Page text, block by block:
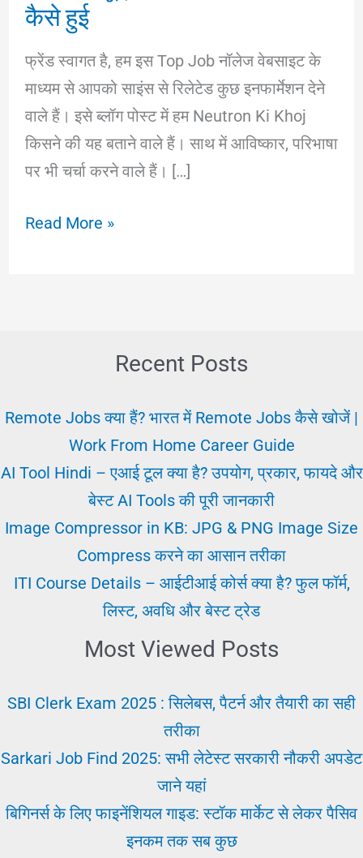
कैसे हुई
फ्रेंड स्वागत है, हम इस Top Job नॉलेज वेबसाइट के
माध्यम से आपको साइंस से रिलेटेड कुछ इनफार्मेशन देने
वाले हैं। इसे ब्लॉग पोस्ट में हम Neutron Ki Khoj
किसने की यह बताने वाले हैं। साथ में आविष्कार, परिभाषा
पर भी चर्चा करने वाले हैं। […]
Neutron
|
की
कब
कैसे
Read More »
Recent Posts
Remote Jobs क्या हैं? भारत में Remote Jobs कैसे खोजें |
Work From Home Career Guide
AI Tool Hindi – एआई टूल क्या है? उपयोग, प्रकार, फायदे और
बेस्ट AI Tools की पूरी जानकारी
Image Compressor in KB: JPG & PNG Image Size
Compress करने का आसान तरीका
ITI Course Details – आईटीआई कोर्स क्या है? फुल फॉर्म,
लिस्ट, अवधि और बेस्ट ट्रेड
Most Viewed Posts
SBI Clerk Exam 2025 : सिलेबस, पैटर्न और तैयारी का सही
तरीका
Sarkari Job Find 2025: सभी लेटेस्ट सरकारी नौकरी अपडेट
जाने यहां
बिगिनर्स के लिए फाइनेंशियल गाइड: स्टॉक मार्केट से लेकर पैसिव
इनकम तक सब कुछ